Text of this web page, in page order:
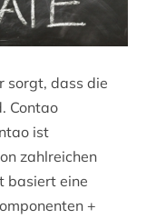
sorgt, dass die
Contao
ist
zahlreichen
basiert eine
+